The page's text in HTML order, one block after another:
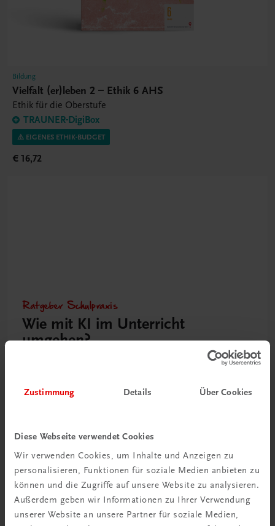
Zustimmung Details Über Cookies
Diese Webseite verwendet Cookies
Wir verwenden Cookies, um Inhalte und Anzeigen zu
personalisieren, Funktionen für soziale Medien anbieten zu
können und die Zugriffe auf unsere Website zu analysieren.
Außerdem geben wir Informationen zu Ihrer Verwendung
unserer Website an unsere Partner für soziale Medien,
Bildung
Vielfalt (er)leben 2 – Ethik 6 AHS
Ethik für die Oberstufe
TRAUNER-DigiBox
⚠️ EIGENES ETHIK-BUDGET
€ 16,72
Ratgeber Schulpraxis
Wie mit KI im Unterricht
umgehen?